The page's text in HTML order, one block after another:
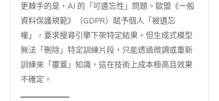
更棘手的是，AI 的「可遺忘性」問題。歐盟《一般
資料保護規範》（GDPR）賦予個人「被遺忘
權」，要求搜尋引擎下架特定結果。但生成式模型
無法「刪除」特定訓練片段，只能透過微調或重新
訓練來「覆蓋」知識，這在技術上成本極高且效果
不確定。